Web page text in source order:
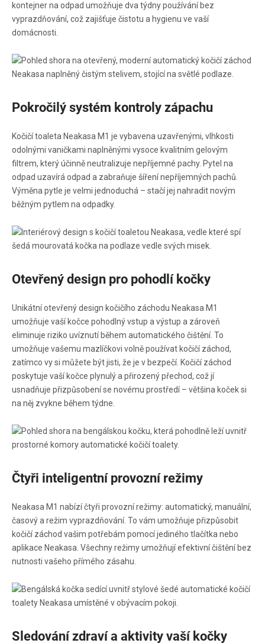
kontejner na odpad umožňuje dva týdny používání bez
vyprazdňování, což zajišťuje čistotu a hygienu ve vaší
domácnosti.
Pokročilý systém kontroly zápachu
Kočičí toaleta Neakasa M1 je vybavena uzavřenými, vlhkosti
odolnými vaničkami naplněnými vysoce kvalitním gelovým
filtrem, který účinně neutralizuje nepříjemné pachy. Pytel na
odpad uzavírá odpad a zabraňuje šíření nepříjemných pachů.
Výměna pytle je velmi jednoduchá – stačí jej nahradit novým
běžným pytlem na odpadky.
Otevřený design pro pohodlí kočky
Unikátní otevřený design kočičího záchodu Neakasa M1
umožňuje vaší kočce pohodlný vstup a výstup a zároveň
eliminuje riziko uvíznutí během automatického čištění. To
umožňuje vašemu mazlíčkovi volně používat kočičí záchod,
zatímco vy si můžete být jisti, že je v bezpečí. Kočičí záchod
poskytuje vaší kočce plynulý a přirozený přechod, což jí
usnadňuje přizpůsobení se novému prostředí – většina koček si
na něj zvykne během týdne.
Čtyři inteligentní provozní režimy
Neakasa M1 nabízí čtyři provozní režimy: automatický, manuální,
časový a režim vyprazdňování. To vám umožňuje přizpůsobit
kočičí záchod vašim potřebám pomocí jediného tlačítka nebo
aplikace Neakasa. Všechny režimy umožňují efektivní čištění bez
nutnosti vašeho přímého zásahu.
Sledování zdraví a aktivity vaší kočky